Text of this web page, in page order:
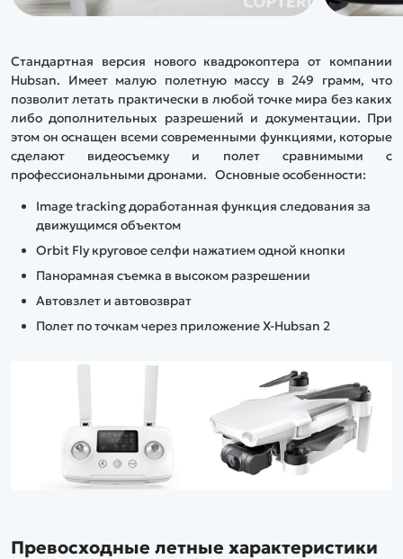
Стандартная версия нового квадрокоптера от компании
Hubsan. Имеет малую полетную массу в 249 грамм, что
позволит летать практически в любой точке мира без каких
либо дополнительных разрешений и документации. При
этом он оснащен всеми современными функциями, которые
сделают видеосъемку и полет сравнимыми с
профессиональными дронами. Основные особенности:
Image tracking доработанная функция следования за
движущимся объектом
Orbit Fly круговое селфи нажатием одной кнопки
Панорамная съемка в высоком разрешении
Автовзлет и автовозврат
Полет по точкам через приложение X-Hubsan 2
Превосходные летные характеристики